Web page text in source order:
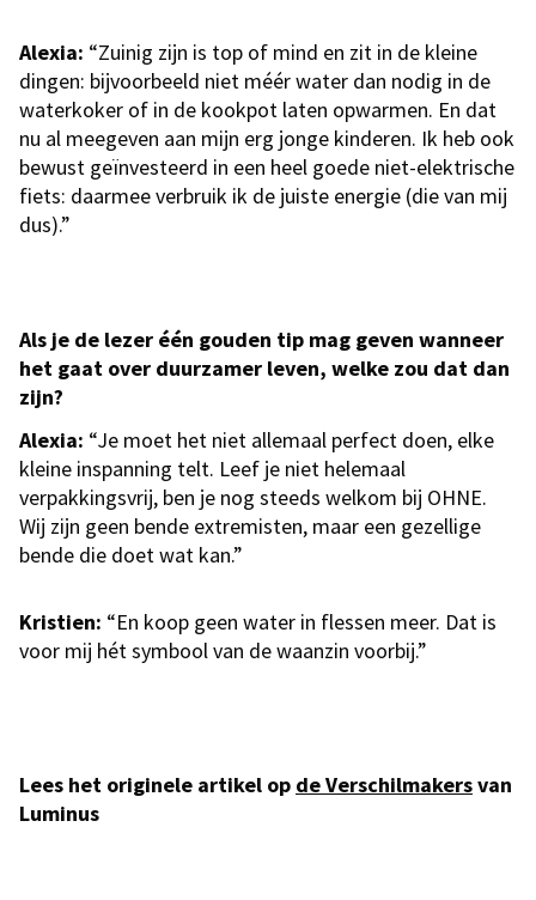
Alexia: “Zuinig zijn is top of mind en zit in de kleine
dingen: bijvoorbeeld niet méér water dan nodig in de
waterkoker of in de kookpot laten opwarmen. En dat
nu al meegeven aan mijn erg jonge kinderen. Ik heb ook
bewust geïnvesteerd in een heel goede niet-elektrische
fiets: daarmee verbruik ik de juiste energie (die van mij
dus).”
Als je de lezer één gouden tip mag geven wanneer
het gaat over duurzamer leven, welke zou dat dan
zijn?
Alexia: “Je moet het niet allemaal perfect doen, elke
kleine inspanning telt. Leef je niet helemaal
verpakkingsvrij, ben je nog steeds welkom bij OHNE.
Wij zijn geen bende extremisten, maar een gezellige
bende die doet wat kan.”
Kristien: “En koop geen water in flessen meer. Dat is
voor mij hét symbool van de waanzin voorbij.”
Lees het originele artikel op de Verschilmakersvan
Luminus